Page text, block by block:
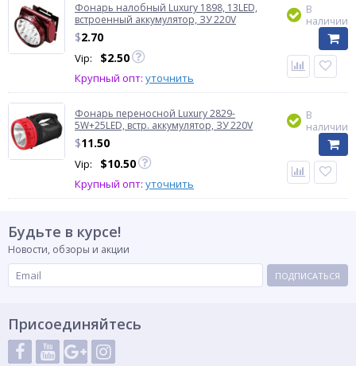
Фонарь налобный Luxury 1898, 13LED,
встроенный аккумулятор, ЗУ 220V
$2.70
Vip: $2.50
Крупный опт: уточнить
В
наличии
Фонарь переносной Luxury 2829-
5W+25LED, встр. аккумулятор, ЗУ 220V
$11.50
Vip: $10.50
Крупный опт: уточнить
В
наличии
Будьте в курсе!
Новости, обзоры и акции
ПОДПИСАТЬСЯ
Присоединяйтесь